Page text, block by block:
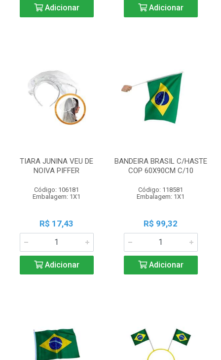
Adicionar Adicionar
TIARA JUNINA VEU DE
NOIVA PIFFER
Código: 106181
Embalagem: 1X1
R$ 17,43
Adicionar
BANDEIRA BRASIL C/HASTE
COP 60X90CM C/10
Código: 118581
Embalagem: 1X1
R$ 99,32
Adicionar